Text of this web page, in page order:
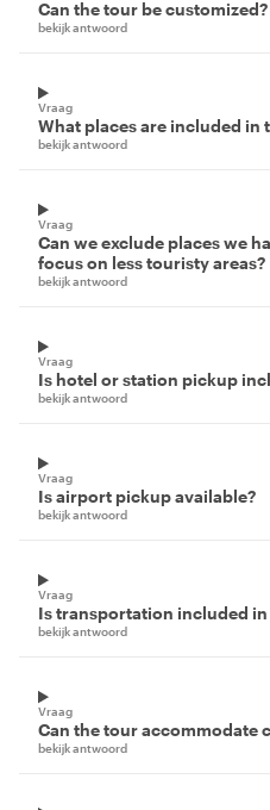
Can the tour be customized?
bekijk antwoord
Vraag
What places are included in
bekijk antwoord
Vraag
Can we exclude places we
focus on less touristy areas?
bekijk antwoord
Vraag
Is hotel or station pickup
bekijk antwoord
Vraag
Is airport pickup available?
bekijk antwoord
Vraag
Is transportation included
bekijk antwoord
Vraag
Can the tour accommodate
bekijk antwoord